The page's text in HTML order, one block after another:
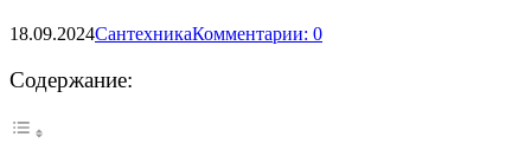
18.09.2024СантехникаКомментарии: 0
Содержание: